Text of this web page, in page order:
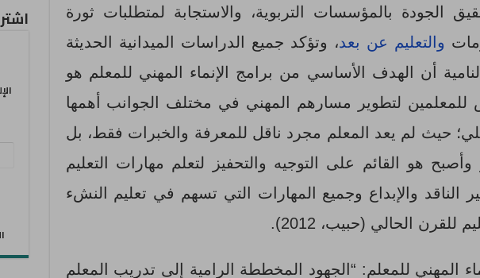
الجودة بالمؤسسات التربوية، والاستجابة لمتطلبات ثورة
والتعليم عن بعد، وتؤكد جميع الدراسات الميدانية الحديثة
أن الهدف الأساسي من برامج الإنماء المهني للمعلم هو
للمعلمين لتطوير مسارهم المهني في مختلف الجوانب أهمها
حيث لم يعد المعلم مجرد ناقل للمعرفة والخبرات فقط، بل
هو القائم على التوجيه والتحفيز لتعلم مهارات التعليم
الناقد والإبداع وجميع المهارات التي تسهم في تعليم النشء
للقرن الحالي (حبيب، 2012).
المهني للمعلم: “الجهود المخططة الرامية إلى تدريب المعلم